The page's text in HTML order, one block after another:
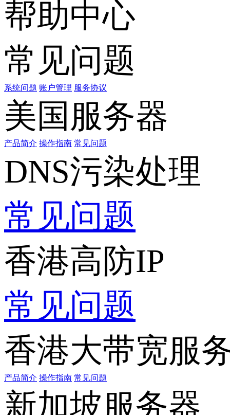
帮助中心
常见问题
系统问题 账户管理 服务协议
美国服务器
产品简介 操作指南 常见问题
DNS污染处理
常见问题
香港高防IP
常见问题
香港大带宽服
产品简介 操作指南 常见问题
新加坡服务器